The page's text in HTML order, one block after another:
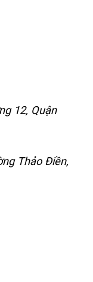
12, Quận
Thảo Điền,